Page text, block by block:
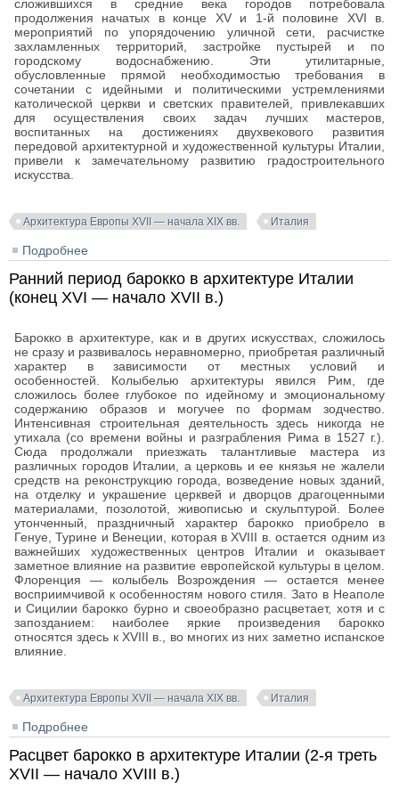
сложившихся в средние века городов потребовала
продолжения начатых в конце XV и 1-й половине XVI в.
мероприятий по упорядочению уличной сети, расчистке
захламленных территорий, застройке пустырей и по
городскому водоснабжению. Эти утилитарные,
обусловленные прямой необходимостью требования в
сочетании с идейными и политическими устремлениями
католической церкви и светских правителей, привлекавших
для осуществления своих задач лучших мастеров,
воспитанных на достижениях двухвекового развития
передовой архитектурной и художественной культуры Италии,
привели к замечательному развитию градостроительного
искусства.
Архитектура Европы XVII — начала XIX вв. Италия
Подробнее
Ранний период барокко в архитектуре Италии
(конец XVI — начало XVII в.)
Барокко в архитектуре, как и в других искусствах, сложилось
не сразу и развивалось неравномерно, приобретая различный
характер в зависимости от местных условий и
особенностей. Колыбелью архитектуры явился Рим, где
сложилось более глубокое по идейному и эмоциональному
содержанию образов и могучее по формам зодчество.
Интенсивная строительная деятельность здесь никогда не
утихала (со времени войны и разграбления Рима в 1527 г.).
Сюда продолжали приезжать талантливые мастера из
различных городов Италии, а церковь и ее князья не жалели
средств на реконструкцию города, возведение новых зданий,
на отделку и украшение церквей и дворцов драгоценными
материалами, позолотой, живописью и скульптурой. Более
утонченный, праздничный характер барокко приобрело в
Генуе, Турине и Венеции, которая в XVIII в. остается одним из
важнейших художественных центров Италии и оказывает
заметное влияние на развитие европейской культуры в целом.
Флоренция — колыбель Возрождения — остается менее
восприимчивой к особенностям нового стиля. Зато в Неаполе
и Сицилии барокко бурно и своеобразно расцветает, хотя и с
запозданием: наиболее яркие произведения барокко
относятся здесь к XVIII в., во многих из них заметно испанское
влияние.
Архитектура Европы XVII — начала XIX вв. Италия
Подробнее
Расцвет барокко в архитектуре Италии (2-я треть
XVII — начало XVIII в.)